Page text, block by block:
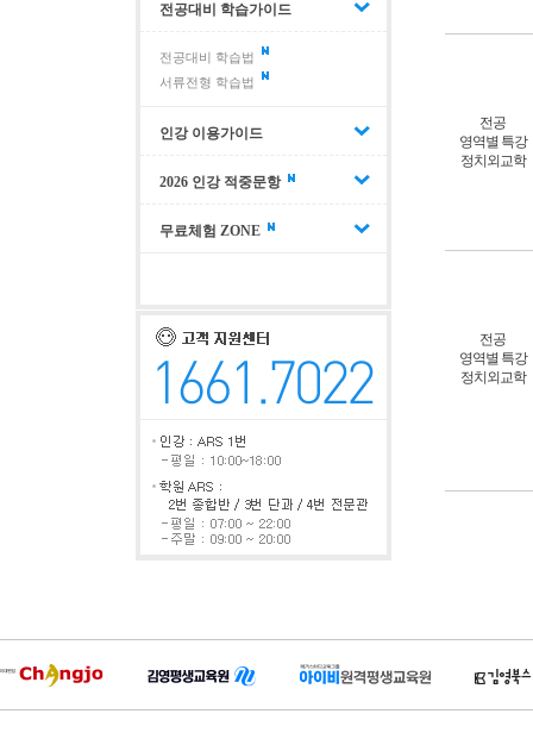
전공대비 학습가이드
전공대비 학습법
서류전형 학습법
인강 이용가이드
2026 인강 적중문항
무료체험 ZONE
전공
영역별 특강
정치외교학
전공
영역별 특강
정치외교학